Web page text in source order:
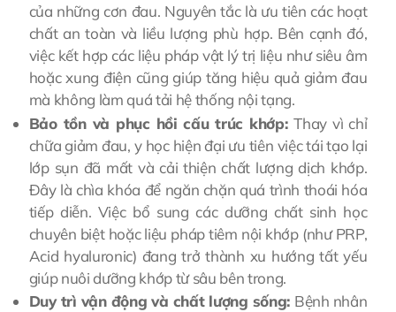
của những cơn đau. Nguyên tắc là ưu tiên các hoạt
chất an toàn và liều lượng phù hợp. Bên cạnh đó,
việc kết hợp các liệu pháp vật lý trị liệu như siêu âm
hoặc xung điện cũng giúp tăng hiệu quả giảm đau
mà không làm quá tải hệ thống nội tạng.
Bảo tồn và phục hồi cấu trúc khớp:Thay vì chỉ
chữa giảm đau, y học hiện đại ưu tiên việc tái tạo lại
lớp sụn đã mất và cải thiện chất lượng dịch khớp.
Đây là chìa khóa để ngăn chặn quá trình thoái hóa
tiếp diễn. Việc bổ sung các dưỡng chất sinh học
chuyên biệt hoặc liệu pháp tiêm nội khớp (như PRP,
Acid hyaluronic) đang trở thành xu hướng tất yếu
giúp nuôi dưỡng khớp từ sâu bên trong.
Duy trì vận động và chất lượng sống: Bệnh nhân